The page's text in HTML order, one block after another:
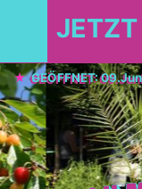
JETZT
GEÖFFNET: